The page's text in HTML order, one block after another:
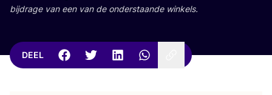
bij­dra­ge van een van de onder­staan­de winkels.
DEEL